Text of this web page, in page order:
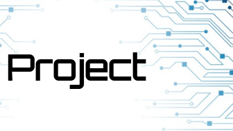
Project